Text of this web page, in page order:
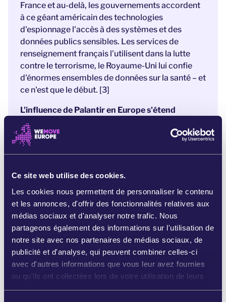
Ce site web utilise des cookies.
Les cookies nous permettent de personnaliser le contenu
et les annonces, d'offrir des fonctionnalités relatives aux
médias sociaux et d'analyser notre trafic. Nous
partageons également des informations sur l'utilisation de
notre site avec nos partenaires de médias sociaux, de
publicité et d'analyse, qui peuvent combiner celles-ci
avec d'autres informations que vous leur avez fournies
ou qu'ils ont collectées lors de votre utilisation de leurs
services.
France et au-delà, les gouvernements accordent
à ce géant américain des technologies
d'espionnage l'accès à des systèmes et des
données publics sensibles. Les services de
renseignement français l'utilisent dans la lutte
contre le terrorisme, le Royaume-Uni lui confie
d'énormes ensembles de données sur la santé – et
ce n'est que le début. [3]
L'influence de Palantir en Europe s'étend
rapidement, en grande partie à l'insu du public.
C'est précisément pour cette raison que nous
devons attirer l'attention sur cette question.
masse s'étendre et d'alimenter les conflits, alors
que l'Europe confie ses données et sa sécurité à
un géant américain des technologies
d'espionnage.
Une mobilisation massive pour dénoncer
Palantir peut pousser les dirigeant·es à cesser de
signer de nouveaux contrats
et à protéger les
systèmes publics européens contre ces puissants
géants de la surveillance.